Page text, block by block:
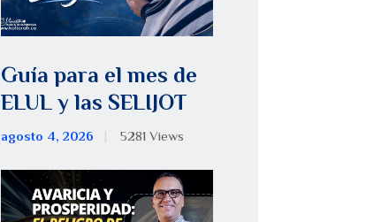
Guía para el mes de
ELUL y las SELIJOT
agosto 4, 2026 5281 Views